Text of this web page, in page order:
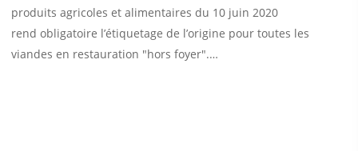
produits agricoles et alimentaires du 10 juin 2020
rend obligatoire l’étiquetage de l’origine pour toutes les
viandes en restauration "hors foyer".…